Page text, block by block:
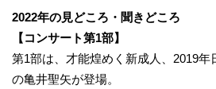
2022年の見どころ・聞きどころ
【コンサート第1部】
第1部は、才能煌めく新成人、2019
の亀井聖矢が登場。